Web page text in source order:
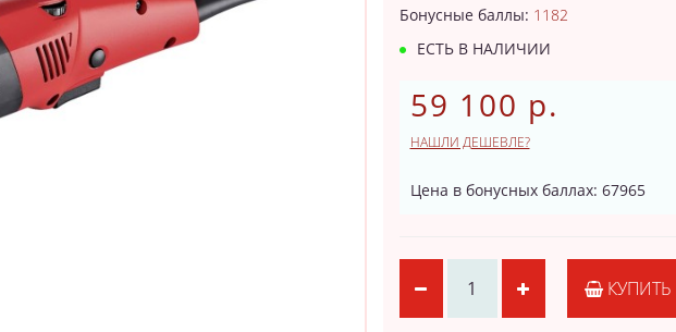
Бонусные баллы: 1182
ЕСТЬ В НАЛИЧИИ
59 100 р.
НАШЛИ ДЕШЕВЛЕ?
Цена в бонусных баллах: 67965
КУПИТЬ